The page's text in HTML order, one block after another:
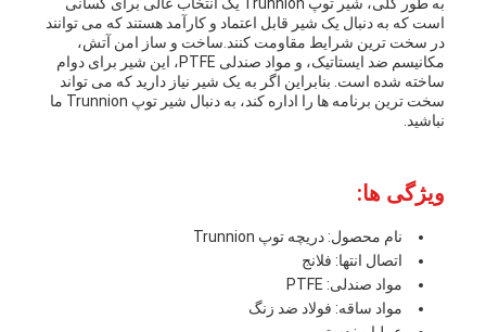
POLICY
به طور کلی، شیر توپ Trunnion یک انتخاب عالی برای کسانی
است که به دنبال یک شیر قابل اعتماد و کارآمد هستند که می توانند
در سخت ترین شرایط مقاومت کنند.ساخت و ساز امن آتش،
مکانیسم ضد ایستاتیک، و مواد صندلی PTFE، این شیر برای دوام
ساخته شده است. بنابراین اگر به یک شیر نیاز دارید که می تواند
سخت ترین برنامه ها را اداره کند، به دنبال شیر توپ Trunnion ما
نباشید.
ویژگی ها:
نام محصول: دریچه توپ Trunnion
اتصال انتها: فلانج
مواد صندلی: PTFE
مواد ساقه: فولاد ضد زنگ